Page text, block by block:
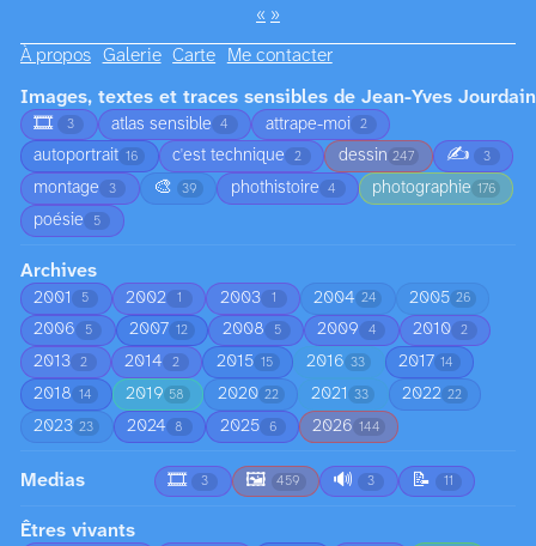
« »
À propos Galerie Carte Me contacter
Images, textes et traces sensibles de Jean-Yves Jourdain
🎞️
3 atlas sensible 4 attrape-moi 2
autoportrait 16 c'est technique 2 dessin 247 ✍️ 3
montage 3 🎨 39 phothistoire 4 photographie 176
poésie 5
Archives
2001 5 2002 1 2003 1 2004 24 2005 26
2006 5 2007 12 2008 5 2009 4 2010 2
2013 2 2014 2 2015 15 2016 33 2017 14
2018 14 2019 58 2020 22 2021 33 2022 22
2023 23 2024 8 2025 6 2026 144
Medias 🎞️ 3 🖼️ 459 🔊 3 📝 11
Êtres vivants